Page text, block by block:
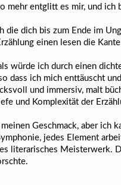
mehr entglitt es mir, und
die dich bis zum Ende im
einen lesen die
würde ich durch einen
dass ich mich enttäuscht
und immersiv, malt
und Komplexität der
Geschmack, aber ich
jedes Element
literarisches Meisterwerk.